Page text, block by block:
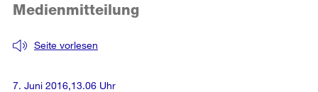
Seite vorlesen
Medienmitteilung
7. Juni 2016,13.06 Uhr